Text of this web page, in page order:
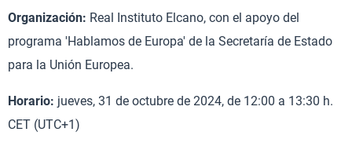
Organización: Real Instituto Elcano, con el apoyo del
programa 'Hablamos de Europa' de la Secretaría de Estado
para la Unión Europea.
Horario: jueves, 31 de octubre de 2024, de 12:00 a 13:30 h.
CET (UTC+1)